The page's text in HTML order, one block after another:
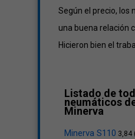
Según el precio, los
una buena relación
Hicieron bien el
Listado de
neumáticos
Minerva
Minerva S110 3,84